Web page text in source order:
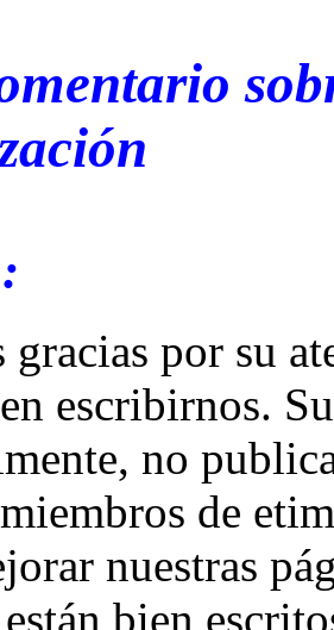
gracias por su
escribirnos.
no
de
nuestras
bien